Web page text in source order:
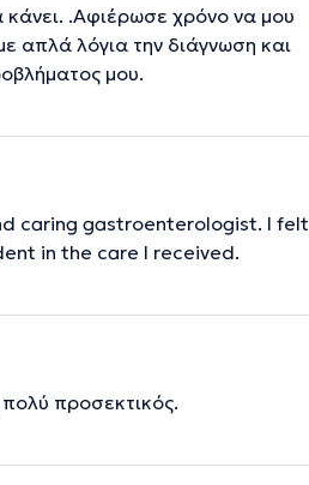
κάνει. .Αφιέρωσε χρόνο να μου
απλά λόγια την διάγνωση και
μου.
caring gastroenterologist. I felt
in the care I received.
προσεκτικός.